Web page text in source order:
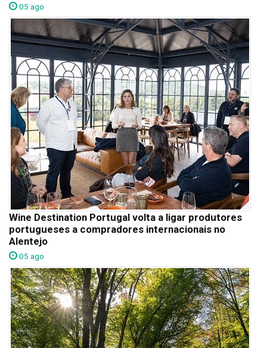
05 ago
Wine Destination Portugal volta a ligar produtores
portugueses a compradores internacionais no
Alentejo
05 ago